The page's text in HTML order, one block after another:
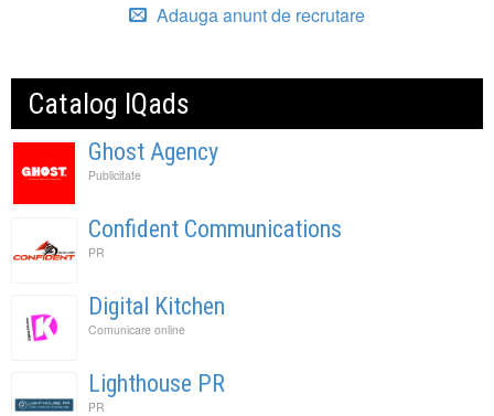
Adauga anunt de recrutare
Catalog IQads
Ghost Agency
Publicitate
Confident Communications
PR
Digital Kitchen
Comunicare online
Lighthouse PR
PR